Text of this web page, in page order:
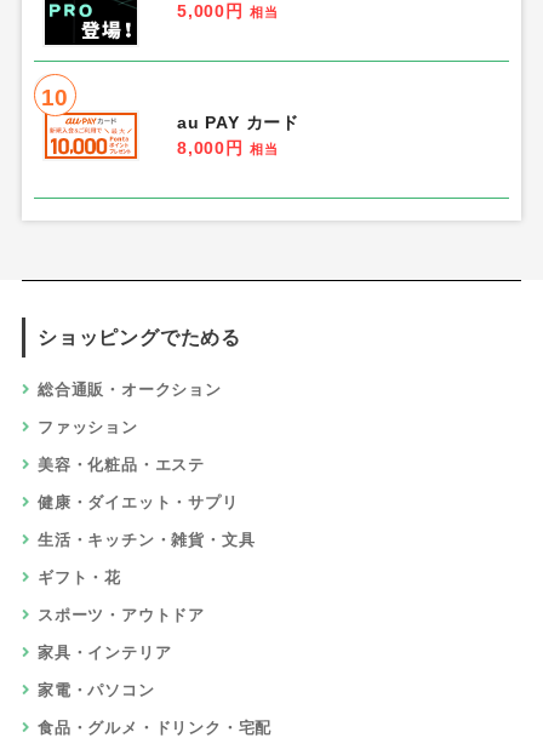
5,000円
相当
10
au PAY カード
8,000円
相当
ショッピングでためる
総合通販・オークション
ファッション
美容・化粧品・エステ
健康・ダイエット・サプリ
生活・キッチン・雑貨・文具
ギフト・花
スポーツ・アウトドア
家具・インテリア
家電・パソコン
食品・グルメ・ドリンク・宅配